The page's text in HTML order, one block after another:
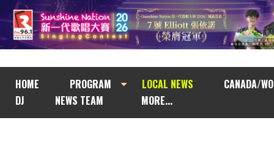
HOME PROGRAM LOCAL NEWS
CANADA/
DJ
NEWS TEAM MORE...